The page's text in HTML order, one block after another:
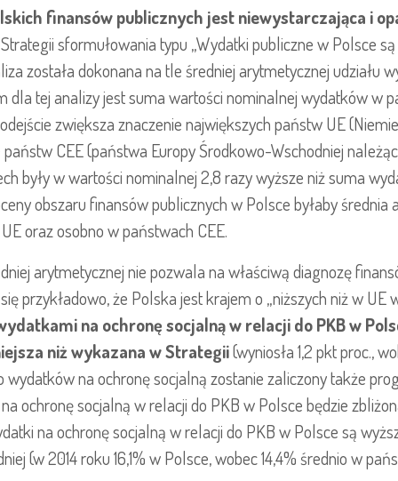
finansów publicznych jest niewystarczająca i
sformułowania typu „Wydatki publiczne w Polsce
została dokonana na tle średniej arytmetycznej udziału
dla tej analizy jest suma wartości nominalnej wydatków w
zwiększa znaczenie największych państw UE
CEE (państwa Europy Środkowo-Wschodniej
były w wartości nominalnej 2,8 razy wyższe niż suma
obszaru finansów publicznych w Polsce byłaby
oraz osobno w państwach CEE.
arytmetycznej nie pozwala na właściwą diagnozę
przykładowo, że Polska jest krajem o „niższych niż w UE
na ochronę socjalną w relacji do PKB w
niż wykazana w Strategii(wyniosła 1,2 pkt proc.,
wydatków na ochronę socjalną zostanie zaliczony także
ochronę socjalną w relacji do PKB w Polsce będzie
na ochronę socjalną w relacji do PKB w Polsce są
(w 2014 roku 16,1% w Polsce, wobec 14,4% średnio w